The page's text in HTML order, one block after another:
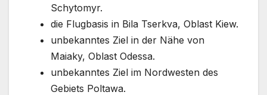
Schytomyr.
die Flugbasis in Bila Tserkva, Oblast Kiew.
unbekanntes Ziel in der Nähe von
Maiaky, Oblast Odessa.
unbekanntes Ziel im Nordwesten des
Gebiets Poltawa.